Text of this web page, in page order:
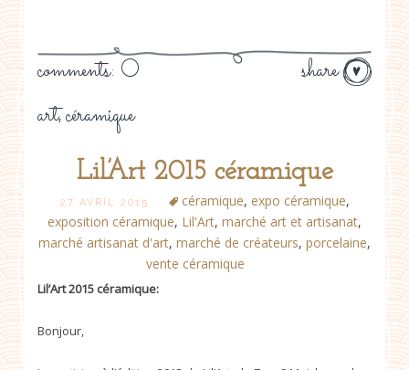
share
comments: 0
art, céramique
Lil’Art 2015 céramique
27 AVRIL 2015 céramique, expo céramique,
exposition céramique, Lil'Art, marché art et artisanat,
marché artisanat d'art, marché de créateurs, porcelaine,
vente céramique
Lil’Art 2015 céramique:
Bonjour,